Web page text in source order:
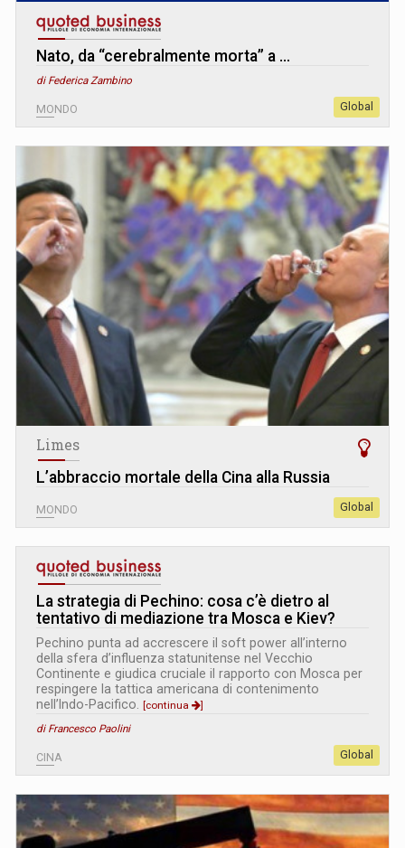
Nato, da “cerebralmente morta” a …
di Federica Zambino
MONDO Global
Limes
L’abbraccio mortale della Cina alla Russia
MONDO Global
La strategia di Pechino: cosa c’è dietro al
tentativo di mediazione tra Mosca e Kiev?
Pechino punta ad accrescere il soft power all’interno
della sfera d’influenza statunitense nel Vecchio
Continente e giudica cruciale il rapporto con Mosca per
respingere la tattica americana di contenimento
nell’Indo-Pacifico. [continua
]
di Francesco Paolini
CINA Global